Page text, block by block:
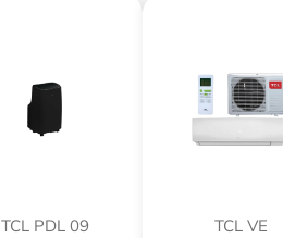
TCL PDL 09 TCL VE